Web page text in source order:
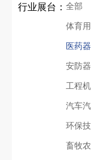
行业展台： 全部
体育
医药
安防
工程
汽车
环保
畜牧